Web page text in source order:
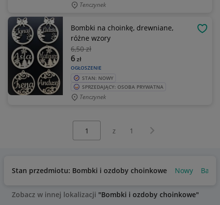
Tenczynek
Bombki na choinkę, drewniane,
różne wzory
6,50 zł
OGŁOSZENIE
6zł
STAN: NOWY
SPRZEDAJĄCY: OSOBA PRYWATNA
Tenczynek
z 1 Następna strona
Stan przedmiotu: Bombki i ozdoby choinkowe Nowy
Zobacz w innej lokalizacji "Bombki i ozdoby choinkowe"